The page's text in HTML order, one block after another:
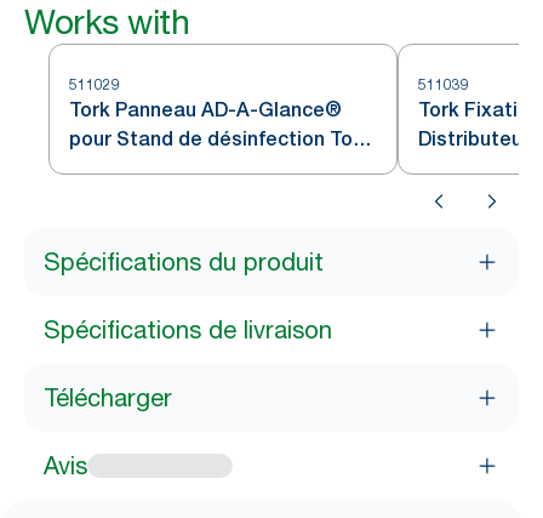
Works with
511029
Tork Panneau AD-A-Glance®
pour Stand de désinfection Tork,
Transparent, S1-S4-S2
511039
Tork
Distributeur
Spécifications du produit
Spécifications de livraison
Télécharger
Avis